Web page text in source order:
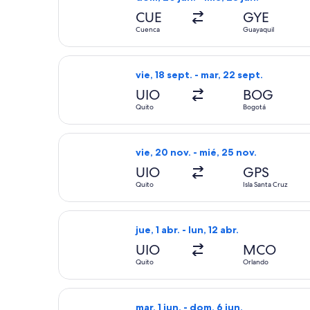
CUE
Cuenca
GYE
Guayaquil
vie, 18 sept. - mar, 22 sept.
UIO
Quito
BOG
Bogotá
Seleccionar vuelo de Copa, con
vie, 20 nov. - mié, 25 nov.
UIO
Quito
GPS
Isla Santa Cruz
Seleccionar vuelo de avianca, con
jue, 1 abr. - lun, 12 abr.
UIO
Quito
MCO
Orlando
Seleccionar vuelo de American
mar, 1 jun. - dom, 6 jun.
Seleccionar vuelo de LATAM